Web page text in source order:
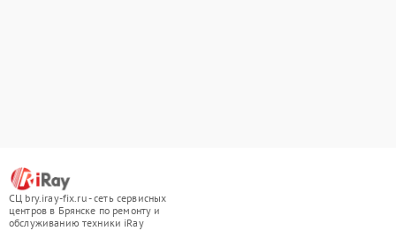
СЦ bry.iray-fix.ru - сеть сервисных
центров в Брянске по ремонту и
обслуживанию техники iRay